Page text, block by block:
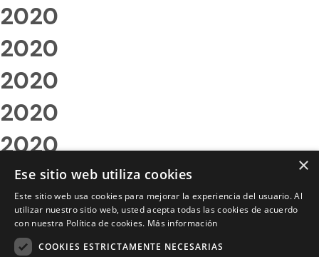
2020
2020
2020
2020
2020
2020
2020
2020
×
Ese sitio web utiliza cookies
Este sitio web usa cookies para mejorar la experiencia del usuario. Al
utilizar nuestro sitio web, usted acepta todas las cookies de acuerdo
con nuestra Política de cookies. Más información
COOKIES ESTRICTAMENTE NECESARIAS